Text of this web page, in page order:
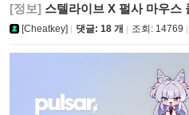
[정보] 스텔라이브 X 펄사 마우스
[Cheatkey] 댓글: 18 개 조회: 14769